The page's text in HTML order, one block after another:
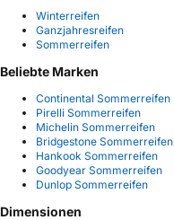
Winterreifen
Ganzjahresreifen
Sommerreifen
Beliebte Marken
Continental Sommerreifen
Pirelli Sommerreifen
Michelin Sommerreifen
Bridgestone Sommerreifen
Hankook Sommerreifen
Goodyear Sommerreifen
Dunlop Sommerreifen
Dimensionen